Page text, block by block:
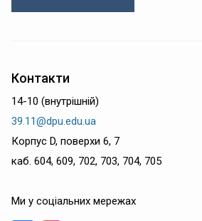
Контакти
14-10 (внутрішній)
39.11@dpu.edu.ua
Корпус D, поверхи 6, 7
каб. 604, 609, 702, 703, 704, 705
Ми у соціальних мережах